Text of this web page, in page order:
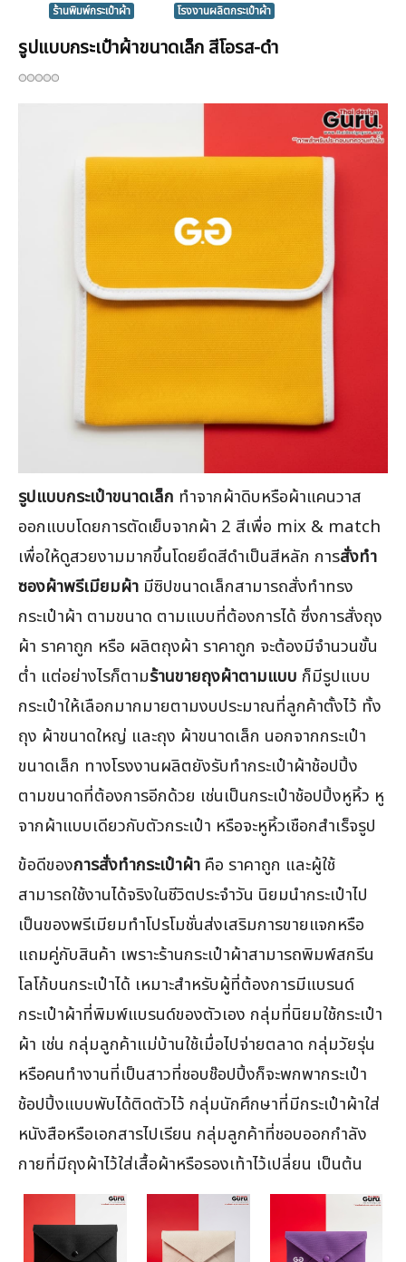
ร้านพิมพ์กระเป๋าผ้า
โรงงานผลิตกระเป๋าผ้า
รูปแบบกระเป๋าผ้าขนาดเล็ก สีโอรส-ดำ
รูปแบบกระเป๋าขนาดเล็ก ทำจากผ้าดิบหรือผ้าแคนวาส
ออกแบบโดยการตัดเย็บจากผ้า 2 สีเพื่อ mix & match
เพื่อให้ดูสวยงามมากขึ้นโดยยึดสีดำเป็นสีหลัก การสั่งทำ
ซองผ้าพรีเมียมผ้า มีซิปขนาดเล็กสามารถสั่งทำทรง
กระเป๋าผ้า ตามขนาด ตามแบบที่ต้องการได้ ซึ่งการสั่งถุง
ผ้า ราคาถูก หรือ ผลิตถุงผ้า ราคาถูก จะต้องมีจำนวนขั้น
ต่ำ แต่อย่างไรก็ตามร้านขายถุงผ้าตามแบบ ก็มีรูปแบบ
กระเป๋าให้เลือกมากมายตามงบประมาณที่ลูกค้าตั้งไว้ ทั้ง
ถุง ผ้าขนาดใหญ่ และถุง ผ้าขนาดเล็ก นอกจากกระเป๋า
ขนาดเล็ก ทางโรงงานผลิตยังรับทำกระเป๋าผ้าช้อปปิ้ง
ตามขนาดที่ต้องการอีกด้วย เช่นเป็นกระเป๋าช้อปปิ้งหูหิ้ว หู
จากผ้าแบบเดียวกับตัวกระเป๋า หรือจะหูหิ้วเชือกสำเร็จรูป
ข้อดีของการสั่งทำกระเป๋าผ้า คือ ราคาถูก และผู้ใช้
สามารถใช้งานได้จริงในชีวิตประจำวัน นิยมนำกระเป๋าไป
เป็นของพรีเมียมทำโปรโมชั่นส่งเสริมการขายแจกหรือ
แถมคู่กับสินค้า เพราะร้านกระเป๋าผ้าสามารถพิมพ์สกรีน
โลโก้บนกระเป๋าได้ เหมาะสำหรับผู้ที่ต้องการมีแบรนด์
กระเป๋าผ้าที่พิมพ์แบรนด์ของตัวเอง กลุ่มที่นิยมใช้กระเป๋า
ผ้า เช่น กลุ่มลูกค้าแม่บ้านใช้เมื่อไปจ่ายตลาด กลุ่มวัยรุ่น
หรือคนทำงานที่เป็นสาวที่ชอบช๊อปปิ้งก็จะพกพากระเป๋า
ช้อปปิ้งแบบพับได้ติดตัวไว้ กลุ่มนักศึกษาที่มีกระเป๋าผ้าใส่
หนังสือหรือเอกสารไปเรียน กลุ่มลูกค้าที่ชอบออกกำลัง
กายที่มีถุงผ้าไว้ใส่เสื้อผ้าหรือรองเท้าไว้เปลี่ยน เป็นต้น